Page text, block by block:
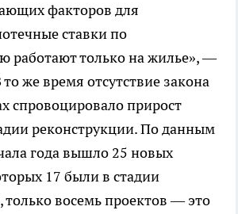
факторов для
ставки по
работают только на жилье», —
же время отсутствие закона
спровоцировало прирост
реконструкции. По данным
года вышло 25 новых
17 были в стадии
только восемь проектов — это